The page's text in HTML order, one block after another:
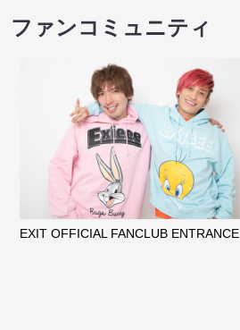
ファンコミュニティ
EXIT OFFICIAL FANCLUB ENTRANCE